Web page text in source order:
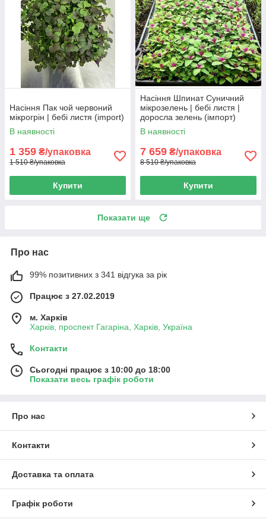
Насіння Пак чой червоний
мікрогрін | бебі листя (import)
В наявності
1 359 ₴/упаковка
1 510 ₴/упаковка
Купити
Насіння Шпинат Суничний
мікрозелень | бебі листя |
доросла зелень (імпорт)
В наявності
7 659 ₴/упаковка
8 510 ₴/упаковка
Купити
Показати ще
Про нас
99% позитивних з 341 відгука за рік
Працює з 27.02.2019
м. Харків
Харків, проспект Гагаріна, Харків, Україна
Контакти
Сьогодні працює з 10:00 до 18:00
Показати весь графік роботи
Про нас
Контакти
Доставка та оплата
Графік роботи